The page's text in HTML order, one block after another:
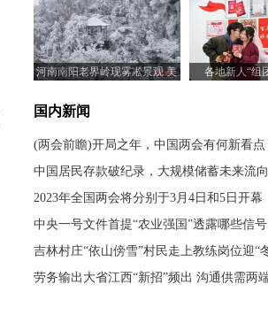
河南南阳老界岭现雾凇景观 美
各地新人“组
国内新闻
(两会前瞻)开局之年，中国两会有何新看点
中国居民存款破纪录，大规模储蓄未来流
2023年全国两会将分别于3月4日和5日开幕
中央一号文件首提“农业强国”透露哪些信号
吉林村庄“依山傍雪”村民走上教练岗位迎“
劳务输出大省江西“新招”频出 沟通供需两